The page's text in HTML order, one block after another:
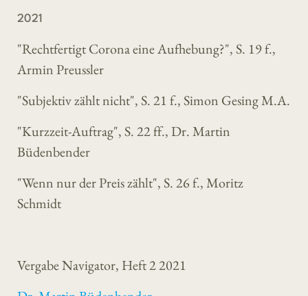
2021
"Rechtfertigt Corona eine Aufhebung?", S. 19 f.,
Armin Preussler
"Subjektiv zählt nicht", S. 21 f., Simon Gesing M.A.
"Kurzzeit-Auftrag", S. 22 ff., Dr. Martin
Büdenbender
"Wenn nur der Preis zählt", S. 26 f., Moritz
Schmidt
Vergabe Navigator, Heft 2 2021